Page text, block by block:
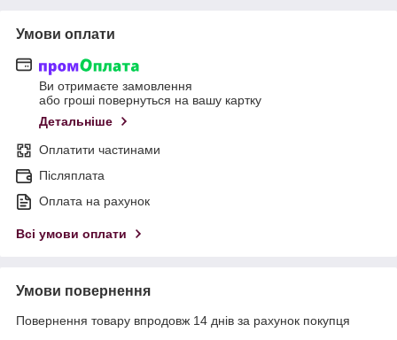
Умови оплати
Ви отримаєте замовлення
або гроші повернуться на вашу картку
Детальніше
Оплатити частинами
Післяплата
Оплата на рахунок
Всі умови оплати
Умови повернення
Повернення товару впродовж 14 днів за рахунок покупця